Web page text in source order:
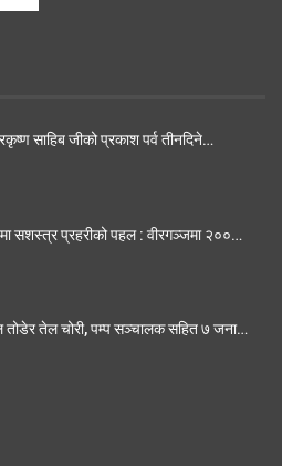
साहिब जीको प्रकाश पर्व तीनदिने…
सशस्त्र प्रहरीको पहल : वीरगञ्जमा २००…
तेल चोरी, पम्प सञ्चालक सहित ७ जना…